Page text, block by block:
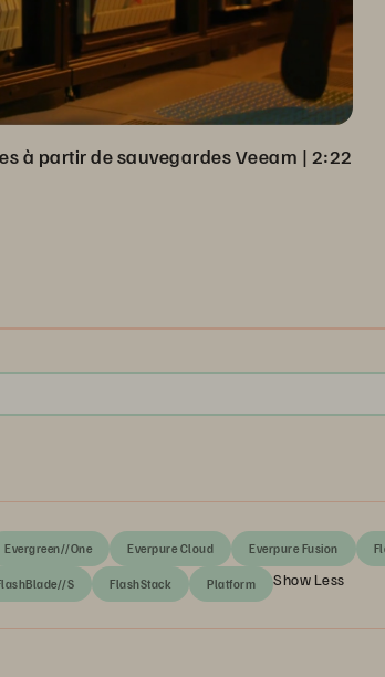
à partir de sauvegardes Veeam | 2:22
Evergreen//One Everpure Cloud Everpure Fusion
S FlashStack Platform Show Less